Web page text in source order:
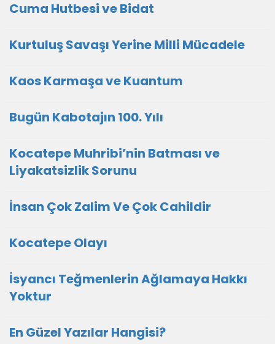
Cuma Hutbesi ve Bidat
Kurtuluş Savaşı Yerine Milli Mücadele
Kaos Karmaşa ve Kuantum
Bugün Kabotajın 100. Yılı
Kocatepe Muhribi’nin Batması ve
Liyakatsizlik Sorunu
İnsan Çok Zalim Ve Çok Cahildir
Kocatepe Olayı
İsyancı Teğmenlerin Ağlamaya Hakkı
Yoktur
En Güzel Yazılar Hangisi?